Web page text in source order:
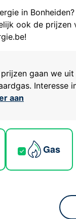
in
ook de
gaan we
Interesse
aan
Gas